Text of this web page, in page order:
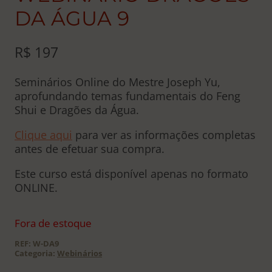
DA ÁGUA 9
R$ 197
Seminários Online do Mestre Joseph Yu,
aprofundando temas fundamentais do Feng
Shui e Dragões da Água.
Clique aqui para ver as informações completas
antes de efetuar sua compra.
Este curso está disponível apenas no formato
ONLINE.
Fora de estoque
REF: W-DA9
Categoria: Webinários